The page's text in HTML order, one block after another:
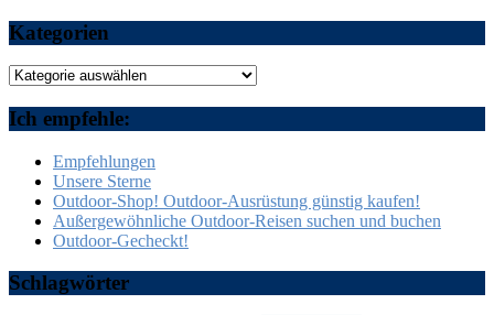
Kategorien
Kategorien
Ich empfehle:
Empfehlungen
Unsere Sterne
Outdoor-Shop! Outdoor-Ausrüstung günstig kaufen!
Außergewöhnliche Outdoor-Reisen suchen und buchen
Outdoor-Gecheckt!
Schlagwörter